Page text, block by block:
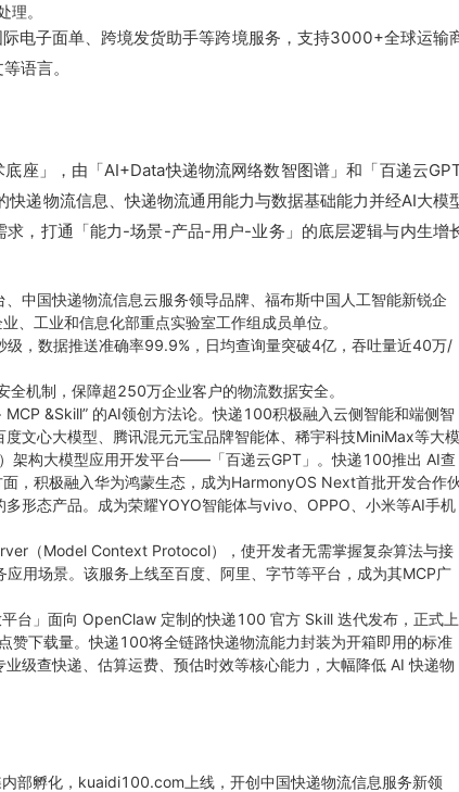
理。
电子面单、跨境发货助手等跨境服务，支持3000+全球运输
语言。
座」，由「AI+Data快递物流网络数智图谱」和「百递云
递物流信息、快递物流通用能力与数据基础能力并经AI大模
，打通「能力-场景-产品-用户-业务」的底层逻辑与内生增
中国快递物流信息云服务领导品牌、福布斯中国人工智能新锐企
、工业和信息化部重点实验室工作组成员单位。
，数据推送准确率99.9%，日均查询量突破4亿，吞吐量近40万/
机制，保障超250万企业客户的物流数据安全。
&Skill” 的AI领创方法论。快递100积极融入云侧智能和端侧智
文心大模型、腾讯混元元宝品牌智能体、稀宇科技MiniMax等大模
架构大模型应用开发平台——「百递云GPT」。快递100推出 AI查
，积极融入华为鸿蒙生态，成为HarmonyOS Next首批开发合作
形态产品。成为荣耀YOYO智能体与vivo、OPPO、小米等AI手机
（Model Context Protocol），使开发者无需掌握复杂算法与接
用场景。该服务上线至百度、阿里、字节等平台，成为其MCP广
台」面向 OpenClaw 定制的快递100 官方 Skill 迭代发布，正式上
赞下载量。快递100将全链路快递物流能力封装为开箱即用的标准
级查快递、估算运费、预估时效等核心能力，大幅降低 AI 快递物
部孵化，kuaidi100.com上线，开创中国快递物流信息服务新领